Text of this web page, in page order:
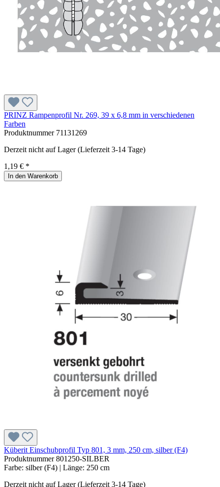
PRINZ Rampenprofil Nr. 269, 39 x 6,8 mm in verschiedenen
Farben
Produktnummer 71131269
Derzeit nicht auf Lager (Lieferzeit 3-14 Tage)
1,19 € *
In den Warenkorb
Küberit Einschubprofil Typ 801, 3 mm, 250 cm, silber (F4)
Produktnummer801250-SILBER
Farbe: silber (F4) | Länge: 250 cm
Derzeit nicht auf Lager (Lieferzeit 3-14 Tage)